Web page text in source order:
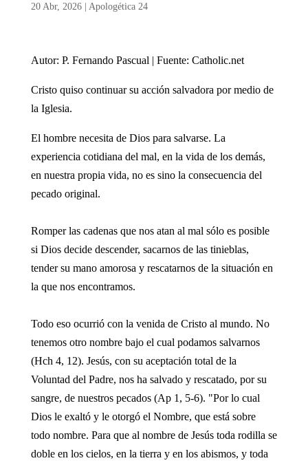
20 Abr, 2026| Apologética 24
Autor: P. Fernando Pascual | Fuente: Catholic.net
Cristo quiso continuar su acción salvadora por medio de
la Iglesia.
El hombre necesita de Dios para salvarse. La
experiencia cotidiana del mal, en la vida de los demás,
en nuestra propia vida, no es sino la consecuencia del
pecado original.
Romper las cadenas que nos atan al mal sólo es posible
si Dios decide descender, sacarnos de las tinieblas,
tender su mano amorosa y rescatarnos de la situación en
la que nos encontramos.
Todo eso ocurrió con la venida de Cristo al mundo. No
tenemos otro nombre bajo el cual podamos salvarnos
(Hch 4, 12). Jesús, con su aceptación total de la
Voluntad del Padre, nos ha salvado y rescatado, por su
sangre, de nuestros pecados (Ap 1, 5-6). "Por lo cual
Dios le exaltó y le otorgó el Nombre, que está sobre
todo nombre. Para que al nombre de Jesús toda rodilla se
doble en los cielos, en la tierra y en los abismos, y toda